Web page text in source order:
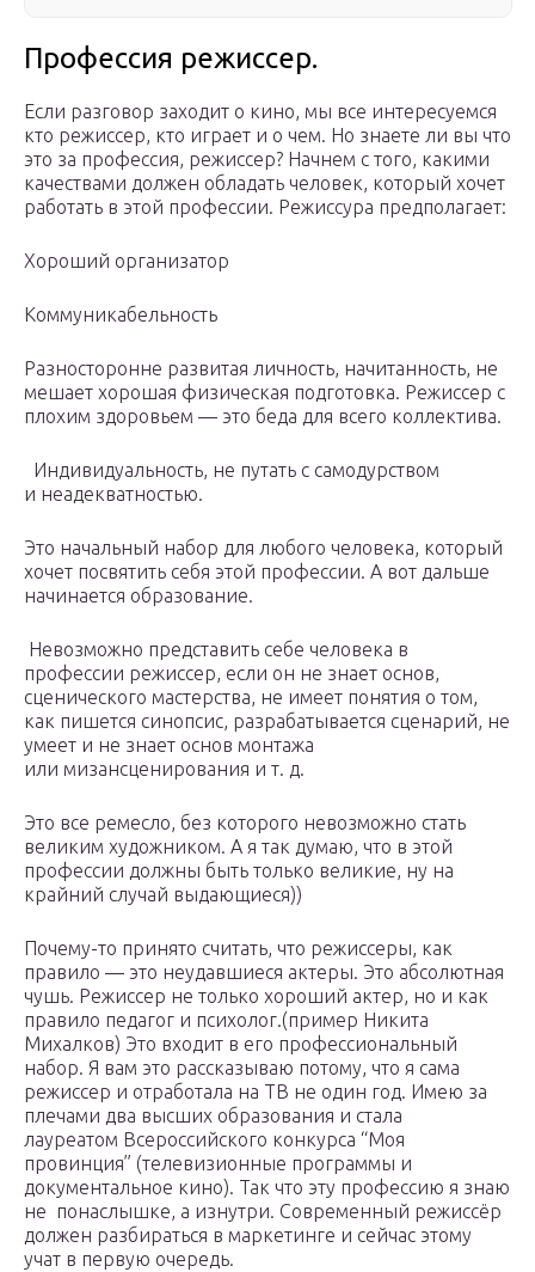
Профессия режиссер.
Если разговор заходит о кино, мы все интересуемся
кто режиссер, кто играет и о чем. Но знаете ли вы что
это за профессия, режиссер? Начнем с того, какими
качествами должен обладать человек, который хочет
работать в этой профессии. Режиссура предполагает:
Хороший организатор
Коммуникабельность
Разносторонне развитая личность, начитанность, не
мешает хорошая физическая подготовка. Режиссер с
плохим здоровьем — это беда для всего коллектива.
Индивидуальность, не путать с самодурством
и неадекватностью.
Это начальный набор для любого человека, который
хочет посвятить себя этой профессии. А вот дальше
начинается образование.
Невозможно представить себе человека в
профессии режиссер, если он не знает основ,
сценического мастерства, не имеет понятия о том,
как пишется синопсис, разрабатывается сценарий, не
умеет и не знает основ монтажа
или мизансценирования и т. д.
Это все ремесло, без которого невозможно стать
великим художником. А я так думаю, что в этой
профессии должны быть только великие, ну на
крайний случай выдающиеся))
Почему-то принято считать, что режиссеры, как
правило — это неудавшиеся актеры. Это абсолютная
чушь. Режиссер не только хороший актер, но и как
правило педагог и психолог.(пример Никита
Михалков) Это входит в его профессиональный
набор. Я вам это рассказываю потому, что я сама
режиссер и отработала на ТВ не один год. Имею за
плечами два высших образования и стала
лауреатом Всероссийского конкурса “Моя
провинция” (телевизионные программы и
документальное кино). Так что эту профессию я знаю
не понаслышке, а изнутри. Современный режиссёр
должен разбираться в маркетинге и сейчас этому
учат в первую очередь.